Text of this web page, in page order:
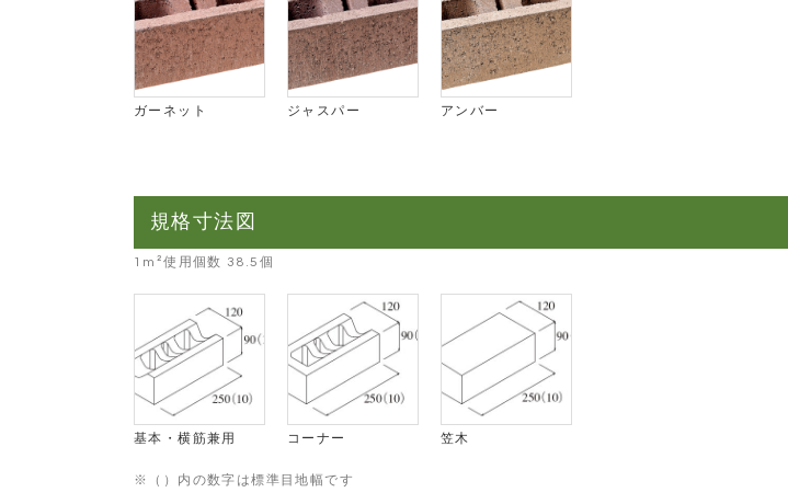
ガーネット ジャスパー アンバー
規格寸法図
1m²使用個数 38.5個
基本・横筋兼用 コーナー 笠木
※（）内の数字は標準目地幅です